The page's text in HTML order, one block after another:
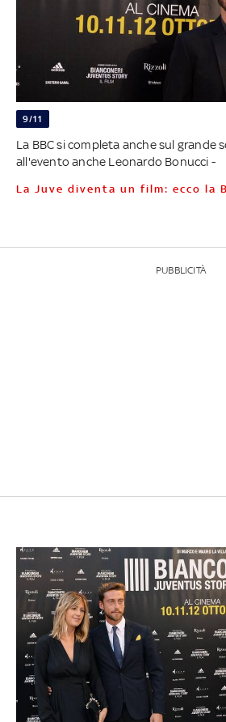
9/11
La BBC si completa anche sul grande
all'evento anche Leonardo Bonucci -
La Juve diventa un film: ecco la
PUBBLICITÀ